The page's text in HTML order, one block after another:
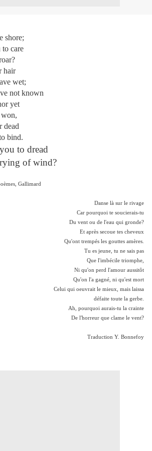
shore;
to care
hair
wet;
not known
yet
won,
dead
bind.
to dread
of wind?
Gallimard
Danse là sur le rivage
Car pourquoi te soucierais-tu
Du vent ou de l'eau qui gronde?
Et après secoue tes cheveux
Qu'ont trempés les gouttes amères.
Tu es jeune, tu ne sais pas
Que l'imbécile triomphe,
Ni qu'on perd l'amour aussitôt
Qu'on l'a gagné, ni qu'est mort
Celui qui oeuvrait le mieux, mais laissa
défaite toute la gerbe.
Ah, pourquoi aurais-tu la crainte
De l'horreur que clame le vent?
Traduction Y. Bonnefoy